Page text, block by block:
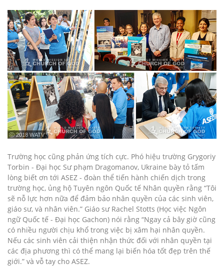
ⓒ 2018 WATV
Trường học cũng phản ứng tích cực. Phó hiệu trường Grygoriy
Torbin - Đại học Sư phạm Dragomanov, Ukraine bày tỏ tấm
lòng biết ơn tới ASEZ - đoàn thể tiến hành chiến dịch trong
trường học, ủng hộ Tuyên ngôn Quốc tế Nhân quyền rằng “Tôi
sẽ nỗ lực hơn nữa để đảm bảo nhân quyền của các sinh viên,
giáo sư, và nhân viên.” Giáo sư Rachel Stotts (Học việc Ngôn
ngữ Quốc tế - Đại học Gachon) nói rằng “Ngay cả bây giờ cũng
có nhiều người chịu khổ trong việc bị xâm hại nhân quyền.
Nếu các sinh viên cải thiện nhận thức đối với nhân quyền tại
các địa phương thì có thể mang lại biến hóa tốt đẹp trên thế
giới.” và vỗ tay cho ASEZ.